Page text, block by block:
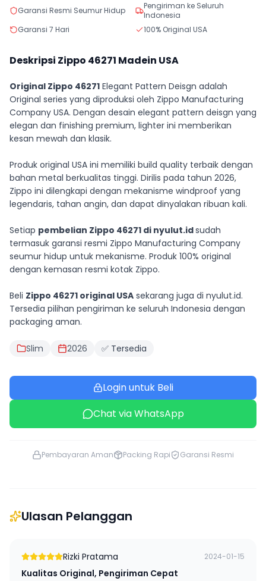
Garansi Resmi Seumur Hidup
Pengiriman ke Seluruh
Indonesia
Garansi 7 Hari
100% Original USA
Deskripsi Zippo 46271 Madein USA
Original Zippo 46271 Elegant Pattern Deisgn adalah
Original series yang diproduksi oleh Zippo Manufacturing
Company USA. Dengan desain elegant pattern deisgn yang
elegan dan finishing premium, lighter ini memberikan
kesan mewah dan klasik.
Produk original USA ini memiliki build quality terbaik dengan
bahan metal berkualitas tinggi. Dirilis pada tahun 2026,
Zippo ini dilengkapi dengan mekanisme windproof yang
legendaris, tahan angin, dan dapat dinyalakan ribuan kali.
Setiap pembelian Zippo 46271 di nyulut.idsudah
termasuk garansi resmi Zippo Manufacturing Company
seumur hidup untuk mekanisme. Produk 100% original
dengan kemasan resmi kotak Zippo.
Beli Zippo 46271 original USA sekarang juga di nyulut.id.
Tersedia pilihan pengiriman ke seluruh Indonesia dengan
packaging aman.
Slim 2026 ✅ Tersedia
Login untuk Beli
Chat via WhatsApp
Pembayaran Aman Packing Rapi Garansi Resmi
Ulasan Pelanggan
Rizki Pratama 2024-01-15
Kualitas Original, Pengiriman Cepat